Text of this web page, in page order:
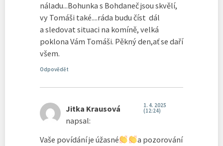
náladu...Bohunka s Bohdaneč jsou skvělí,
vy Tomáši také....ráda budu číst dál
a sledovat situaci na komíně, velká
poklona Vám Tomáši. Pěkný den,ať se daří
všem.
Odpovědět
Jitka Krausová
napsal:
1. 4. 2025
(12:24)
Vaše povídání je úžasné
a pozorování